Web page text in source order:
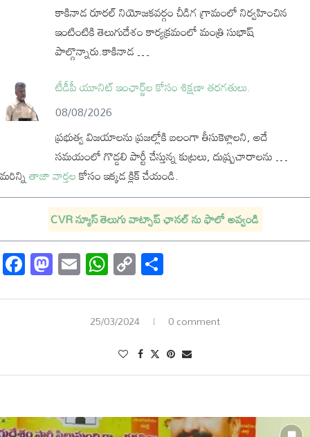
కాకినాడ రూరల్ నియోజకవర్గం చీడిగ గ్రామంలో నిర్వహించిన
ఇంటింటికి తెలుగుదేశం కార్యక్రమంలో మంత్రి సుభాష్
పాల్గొన్నారు.కాకినాడ …
టీడీపీ యూనిట్ ఇంఛార్జ్‌ల కోసం శిక్షణా తరగతులు.
08/08/2026
ప్రభుత్వ విజయాలను ప్రజల్లోకి బలంగా తీసుకెళ్లాలని, అదే
సమయంలో గొడ్డలి పార్టీ చేస్తున్న కుట్రలు, దుష్ప్రచారాలను …
మరిన్నితాజా వార్తలకోసం ఇక్కడ క్లిక్ చేయండి.
CVR న్యూస్ తెలుగు వాట్సాప్ ఛానల్ ను ఫాలో అవ్వండి
Facebook
Mastodon
EmailWhatsApp
Copy
Link
25/03/2024 0 comment